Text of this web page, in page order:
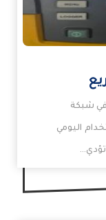
في شبكة
اليومي
تؤدي…